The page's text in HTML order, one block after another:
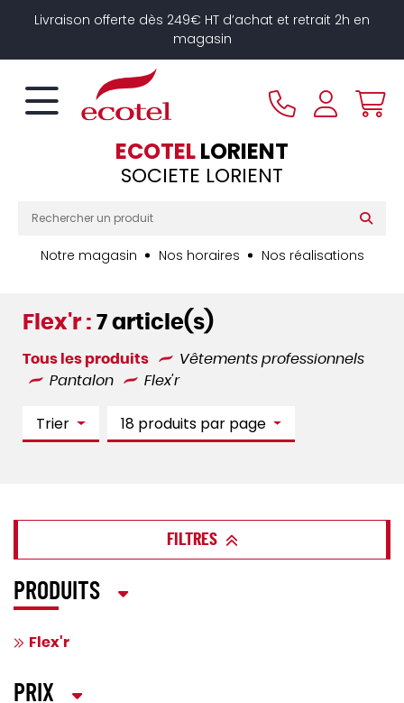
Livraison offerte dès 249€ HT d’achat et retrait 2h en
magasin
ECOTELLORIENT
SOCIETE LORIENT
Notre magasin Nos horaires Nos réalisations
Flex'r : 7 article(s)
Tous les produits
Vêtements professionnels
Pantalon
Flex'r
Trier 18 produits par page
FILTRES
PRODUITS
Flex'r
PRIX
Panneau de gestion des cookies